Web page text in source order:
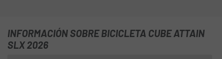
hecho de que sea tan bonita no es más que otro de sus
puntos fuertes.
INFORMACIÓN SOBRE BICICLETA CUBE ATTAIN
SLX 2026